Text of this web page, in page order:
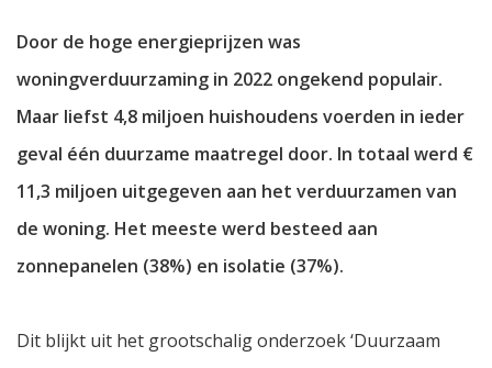
Door de hoge energieprijzen was
woningverduurzaming in 2022 ongekend populair.
Maar liefst 4,8 miljoen huishoudens voerden in ieder
geval één duurzame maatregel door. In totaal werd €
11,3 miljoen uitgegeven aan het verduurzamen van
de woning. Het meeste werd besteed aan
zonnepanelen (38%) en isolatie (37%).
Dit blijkt uit het grootschalig onderzoek ‘Duurzaam